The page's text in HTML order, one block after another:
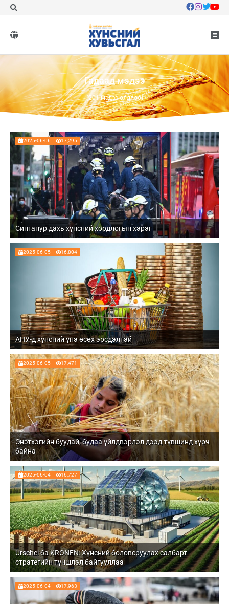
Гадаад мэдээ
(201 мэдээ олдлоо)
2025-06-06 17,295
Сингапур дахь хүнсний хордлогын хэрэг
2025-06-05 16,804
АНУ-д хүнсний үнэ өсөх эрсдэлтэй
2025-06-05 17,471
Энэтхэгийн буудай, будаа үйлдвэрлэл дээд түвшинд хүрч
байна
2025-06-04 16,727
Urschel ба KRONEN: Хүнсний боловсруулах салбарт
стратегийн түншлэл байгууллаа
2025-06-04 17,963